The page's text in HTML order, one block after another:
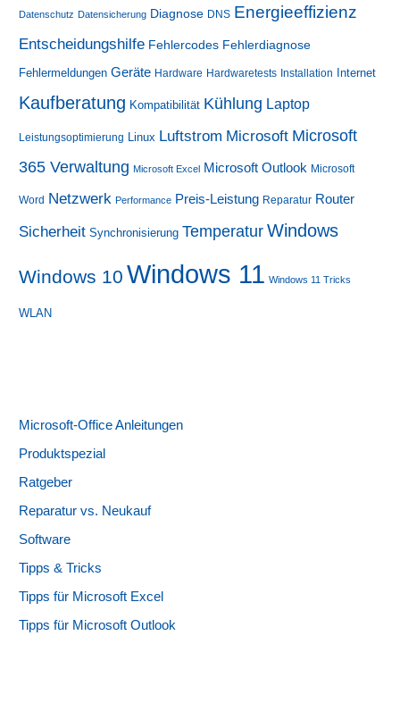
Windows
11
Registry-
Datenschutz Datensicherung Diagnose DNS Energieeffizienz
Entscheidungshilfe Fehlercodes Fehlerdiagnose
Fehlermeldungen Geräte Hardware Hardwaretests Installation Internet
Kaufberatung Kompatibilität Kühlung Laptop
Leistungsoptimierung Linux Luftstrom Microsoft Microsoft
365 Verwaltung Microsoft Excel Microsoft Outlook Microsoft
Word Netzwerk Performance Preis-Leistung Reparatur Router
Sicherheit Synchronisierung Temperatur Windows
Windows 10 Windows 11 Windows 11 Tricks
WLAN
Microsoft-Office Anleitungen
Produktspezial
Ratgeber
Reparatur vs. Neukauf
Software
Tipps & Tricks
Tipps für Microsoft Excel
Tipps für Microsoft Outlook